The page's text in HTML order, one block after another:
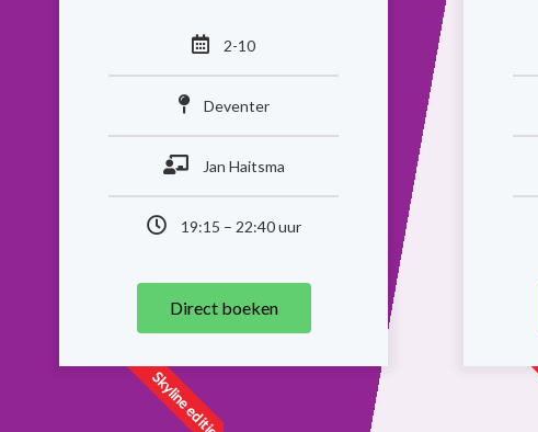
2-10
Deventer
Jan Haitsma
19:15 – 22:40 uur
Direct boeken
Skyline editie